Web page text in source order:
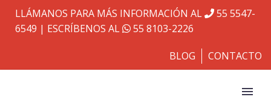
LLÁMANOS PARA MÁS INFORMACIÓN AL
55 5547-
6549 | ESCRÍBENOS AL 55 8103-2226
BLOG CONTACTO